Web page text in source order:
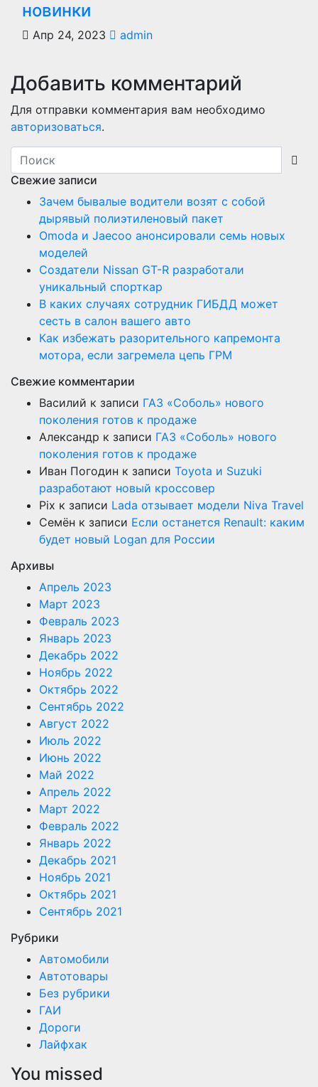
новинки
Апр 24, 2023 admin
Добавить комментарий
Для отправки комментария вам необходимо
авторизоваться.
Свежие записи
Зачем бывалые водители возят с собой
дырявый полиэтиленовый пакет
Оmoda и Jaecoo анонсировали семь новых
моделей
Создатели Nissan GT-R разработали
уникальный спорткар
В каких случаях сотрудник ГИБДД может
сесть в салон вашего авто
Как избежать разорительного капремонта
мотора, если загремела цепь ГРМ
Свежие комментарии
Василий к записи ГАЗ «Соболь» нового
поколения готов к продаже
Александр к записи ГАЗ «Соболь» нового
поколения готов к продаже
Иван Погодин к записи Toyota и Suzuki
разработают новый кроссовер
Pix к записи Lada отзывает модели Niva Travel
Семён к записи Если останется Renault: каким
будет новый Logan для России
Архивы
Апрель 2023
Март 2023
Февраль 2023
Январь 2023
Декабрь 2022
Ноябрь 2022
Октябрь 2022
Сентябрь 2022
Август 2022
Июль 2022
Июнь 2022
Май 2022
Апрель 2022
Март 2022
Февраль 2022
Январь 2022
Декабрь 2021
Ноябрь 2021
Октябрь 2021
Сентябрь 2021
Рубрики
Автомобили
Автотовары
Без рубрики
ГАИ
Дороги
Лайфхак
You missed